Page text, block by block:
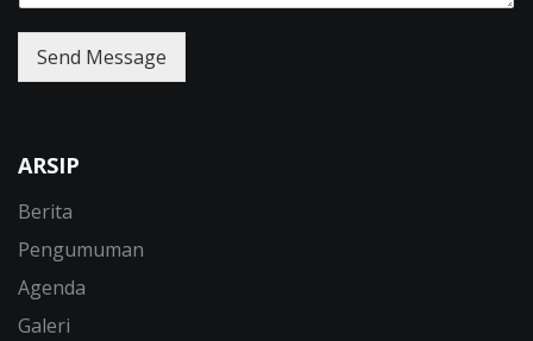
Send Message
ARSIP
Berita
Pengumuman
Agenda
Galeri